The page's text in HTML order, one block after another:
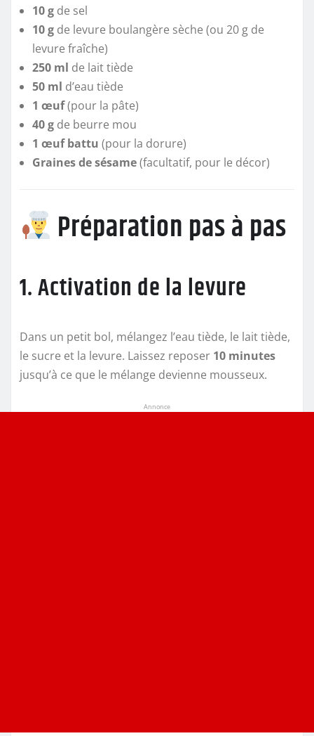
10 g de sel
10 g de levure boulangère sèche (ou 20 g de
levure fraîche)
250 ml de lait tiède
50 ml d’eau tiède
1 œuf(pour la pâte)
40 g de beurre mou
1 œuf battu (pour la dorure)
Graines de sésame(facultatif, pour le décor)
Préparation pas à pas
1. Activation de la levure
Dans un petit bol, mélangez l’eau tiède, le lait tiède,
le sucre et la levure. Laissez reposer 10 minutes
jusqu’à ce que le mélange devienne mousseux.
Annonce